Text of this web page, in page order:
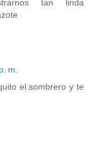
tan linda
m.
el sombrero y te